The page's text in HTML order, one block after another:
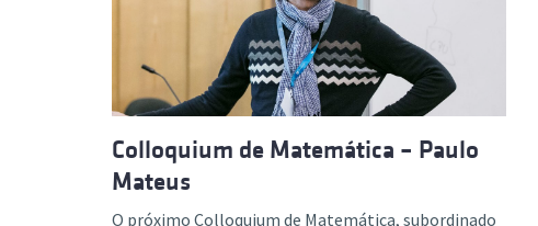
Colloquium de Matemática – Paulo
Mateus
O próximo Colloquium de Matemática, subordinado